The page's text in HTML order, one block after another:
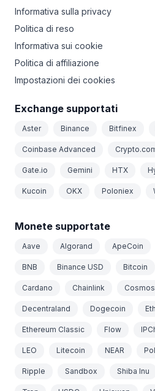
Informativa sulla privacy
Politica di reso
Informativa sui cookie
Politica di affiliazione
Impostazioni dei cookies
Exchange supportati
Aster Binance Bitfinex
Coinbase Advanced
Gate.io Gemini HTX
Kucoin OKX Poloniex
Monete supportate
Aave Algorand ApeCoin
BNB Binance USD Bitcoin
Cardano Chainlink Cosmos
Decentraland Dogecoin
Ethereum Classic Flow
LEO Litecoin NEAR
Ripple Sandbox Shiba Inu